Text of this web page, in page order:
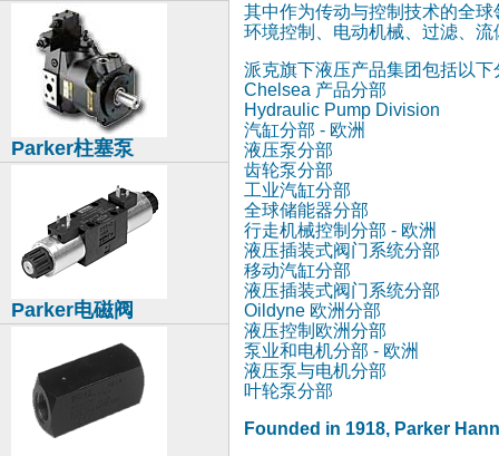
其中作为传动与控制技术的全
环境控制、电动机械、过滤、
派克旗下液压产品集团包括以下
Chelsea 产品分部
Hydraulic Pump Division
汽缸分部 - 欧洲
液压泵分部
齿轮泵分部
工业汽缸分部
全球储能器分部
行走机械控制分部 - 欧洲
液压插装式阀门系统分部
移动汽缸分部
液压插装式阀门系统分部
Oildyne 欧洲分部
液压控制欧洲分部
泵业和电机分部 - 欧洲
液压泵与电机分部
叶轮泵分部
Founded in 1918, Parker
Parker柱塞泵
Parker电磁阀